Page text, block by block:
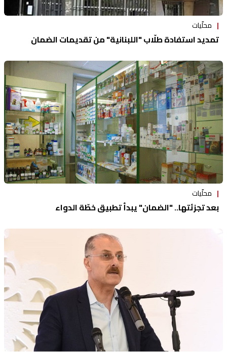
محلّيات
تمديد استفادة طلّاب "اللبنانية" من تقديمات الضمان
محلّيات
بعد تجزئتها.. "الضمان" يبدأ تطبيق خطّة الدواء